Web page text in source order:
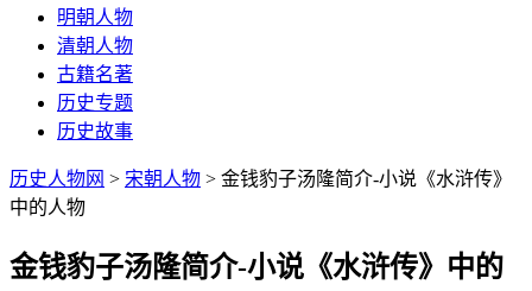
明朝人物
清朝人物
古籍名著
历史专题
历史故事
历史人物网 > 宋朝人物 > 金钱豹子汤隆简介-小说《水浒传》
中的人物
金钱豹子汤隆简介-小说《水浒传》中的